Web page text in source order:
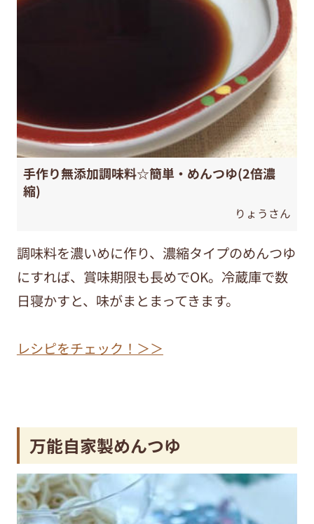
手作り無添加調味料☆簡単・めんつゆ(2倍濃
縮)
りょうさん
調味料を濃いめに作り、濃縮タイプのめんつゆ
にすれば、賞味期限も長めでOK。冷蔵庫で数
日寝かすと、味がまとまってきます。
レシピをチェック！＞＞
万能自家製めんつゆ